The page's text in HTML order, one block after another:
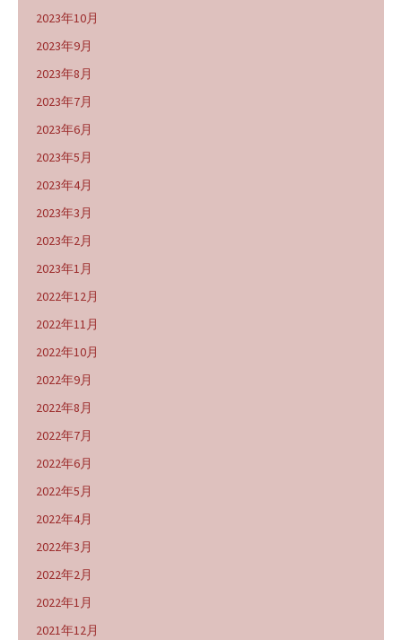
2023年10月
2023年9月
2023年8月
2023年7月
2023年6月
2023年5月
2023年4月
2023年3月
2023年2月
2023年1月
2022年12月
2022年11月
2022年10月
2022年9月
2022年8月
2022年7月
2022年6月
2022年5月
2022年4月
2022年3月
2022年2月
2022年1月
2021年12月